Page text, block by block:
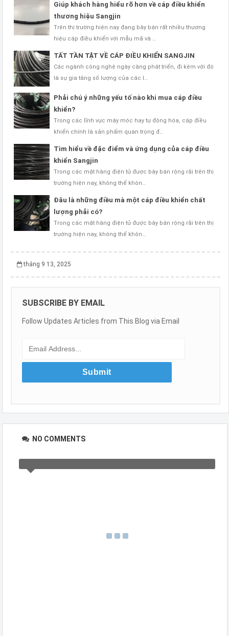
Giúp khách hàng hiểu rõ hơn về cáp điều khiển
thương hiệu Sangjin
Trên thị trường hiện nay đang bày bán rất nhiều thương
hiệu cáp điều khiển với mẫu mã và …
TẤT TẦN TẬT VỀ CÁP ĐIỀU KHIỂN SANGJIN
Các ngành công nghệ ngày càng phát triển, đi kèm với đó
là sự gia tăng số lượng của các l…
Phải chú ý những yếu tố nào khi mua cáp điều
khiển?
Trong các lĩnh vực máy móc hay tự động hóa, cáp điều
khiển chính là sản phẩm quan trọng đ…
Tìm hiểu về đặc điểm và ứng dụng của cáp điều
khiển Sangjin
Trong các mặt hàng điện tử được bày bán rộng rãi trên thị
trường hiện nay, không thể khôn…
Đâu là những điều mà một cáp điều khiển chất
lượng phải có?
Trong các mặt hàng điện tử được bày bán rộng rãi trên thị
trường hiện nay, không thể khôn…
tháng 9 13, 2025
SUBSCRIBE BY EMAIL
Follow Updates Articles from This Blog via Email
NO COMMENTS